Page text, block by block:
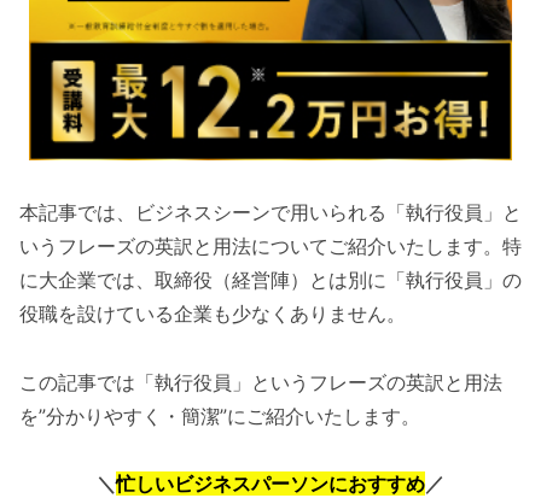
本記事では、ビジネスシーンで用いられる「執行役員」と
いうフレーズの英訳と用法についてご紹介いたします。特
に大企業では、取締役（経営陣）とは別に「執行役員」の
役職を設けている企業も少なくありません。
この記事では「執行役員」というフレーズの英訳と用法
を”分かりやすく・簡潔”にご紹介いたします。
＼忙しいビジネスパーソンにおすすめ／